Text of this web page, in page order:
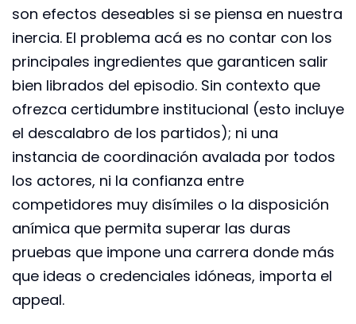
son efectos deseables si se piensa en nuestra
inercia. El problema acá es no contar con los
principales ingredientes que garanticen salir
bien librados del episodio. Sin contexto que
ofrezca certidumbre institucional (esto incluye
el descalabro de los partidos); ni una
instancia de coordinación avalada por todos
los actores, ni la confianza entre
competidores muy disímiles o la disposición
anímica que permita superar las duras
pruebas que impone una carrera donde más
que ideas o credenciales idóneas, importa el
appeal.